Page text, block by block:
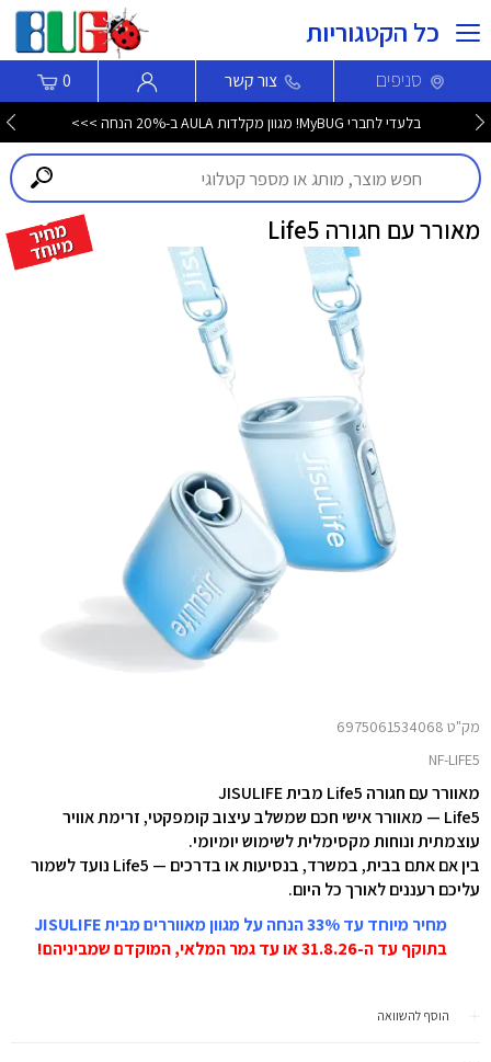
כל הקטגוריות
סניפים צור קשר 0
בלעדי לחברי MyBUG! מגוון מקלדות AULA ב-20% הנחה >>>
מאורר עם חגורה Life5
מק"ט 6975061534068
NF-LIFE5
מאוורר עם חגורה Life5 מבית JISULIFE
Life5 — מאוורר אישי חכם שמשלב עיצוב קומפקטי, זרימת אוויר
עוצמתית ונוחות מקסימלית לשימוש יומיומי.
בין אם אתם בבית, במשרד, בנסיעות או בדרכים — Life5 נועד לשמור
עליכם רעננים לאורך כל היום.
מחיר מיוחד עד 33% הנחה על מגוון מאווררים מבית JISULIFE
בתוקף עד ה-31.8.26 או עד גמר המלאי, המוקדם שמביניהם!
הוסף להשוואה